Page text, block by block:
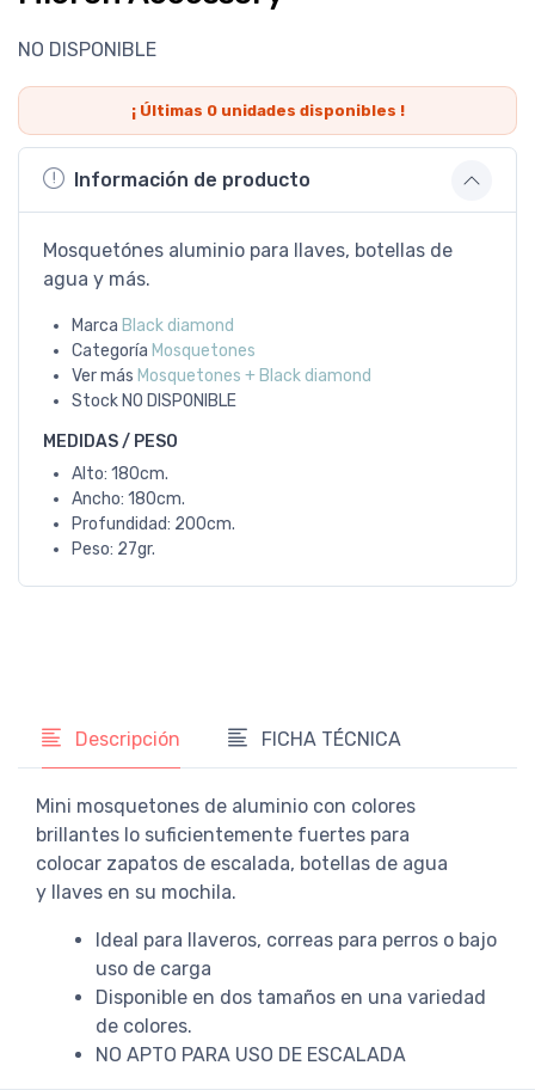
NO DISPONIBLE
¡ Últimas 0unidades disponibles !
Información de producto
Mosquetónes aluminio para llaves, botellas de
agua y más.
Marca Black diamond
Categoría Mosquetones
Ver más Mosquetones + Black diamond
Stock NO DISPONIBLE
MEDIDAS / PESO
Alto: 180cm.
Ancho: 180cm.
Profundidad: 200cm.
Peso: 27gr.
Descripción FICHA TÉCNICA
Mini mosquetones de aluminio con colores
brillantes lo suficientemente fuertes para
colocar zapatos de escalada, botellas de agua
y llaves en su mochila.
Ideal para llaveros, correas para perros o bajo
uso de carga
Disponible en dos tamaños en una variedad
de colores.
NO APTO PARA USO DE ESCALADA